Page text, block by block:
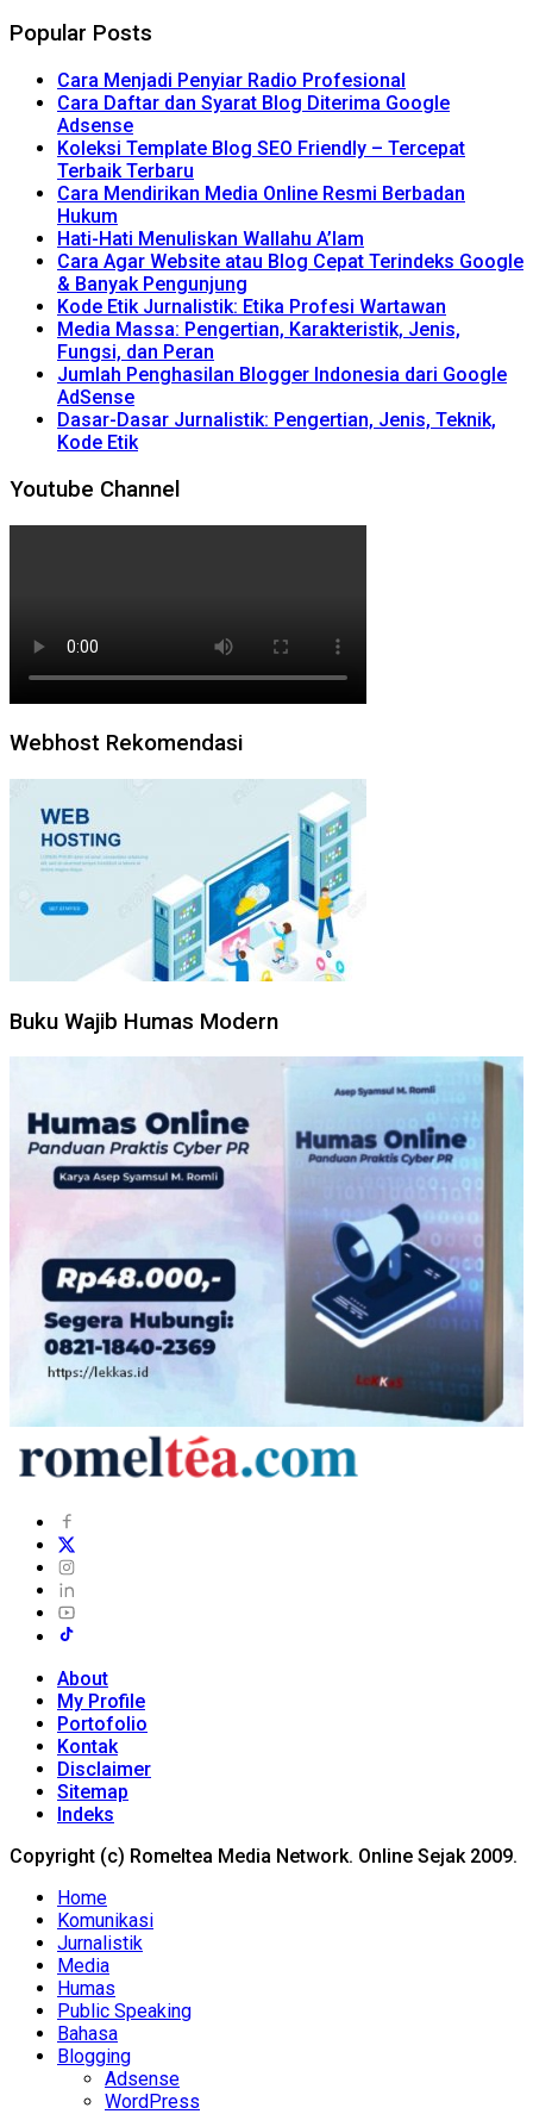
Popular Posts
Cara Menjadi Penyiar Radio Profesional
Cara Daftar dan Syarat Blog Diterima Google
Adsense
Koleksi Template Blog SEO Friendly – Tercepat
Terbaik Terbaru
Cara Mendirikan Media Online Resmi Berbadan
Hukum
Hati-Hati Menuliskan Wallahu A’lam
Cara Agar Website atau Blog Cepat Terindeks Google
& Banyak Pengunjung
Kode Etik Jurnalistik: Etika Profesi Wartawan
Media Massa: Pengertian, Karakteristik, Jenis,
Fungsi, dan Peran
Jumlah Penghasilan Blogger Indonesia dari Google
AdSense
Dasar-Dasar Jurnalistik: Pengertian, Jenis, Teknik,
Kode Etik
Youtube Channel
Webhost Rekomendasi
Buku Wajib Humas Modern
About
My Profile
Portofolio
Kontak
Disclaimer
Sitemap
Indeks
Copyright (c) Romeltea Media Network. Online Sejak 2009.
Home
Komunikasi
Jurnalistik
Media
Humas
Public Speaking
Bahasa
Blogging
Adsense
WordPress